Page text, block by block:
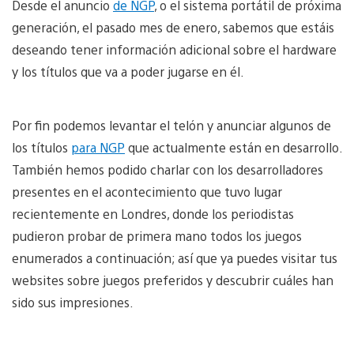
Desde el anuncio de NGP, o el sistema portátil de próxima
generación, el pasado mes de enero, sabemos que estáis
deseando tener información adicional sobre el hardware
y los títulos que va a poder jugarse en él.
Por fin podemos levantar el telón y anunciar algunos de
los títulos para NGP que actualmente están en desarrollo.
También hemos podido charlar con los desarrolladores
presentes en el acontecimiento que tuvo lugar
recientemente en Londres, donde los periodistas
pudieron probar de primera mano todos los juegos
enumerados a continuación; así que ya puedes visitar tus
websites sobre juegos preferidos y descubrir cuáles han
sido sus impresiones.